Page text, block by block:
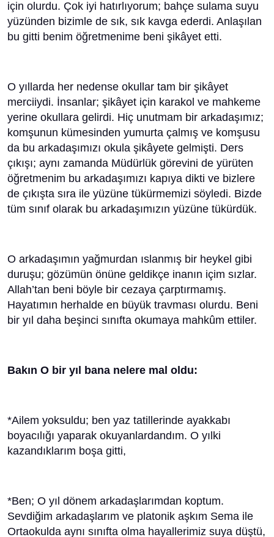
için olurdu. Çok iyi hatırlıyorum; bahçe sulama suyu
yüzünden bizimle de sık, sık kavga ederdi. Anlaşılan
bu gitti benim öğretmenime beni şikâyet etti.
O yıllarda her nedense okullar tam bir şikâyet
merciiydi. İnsanlar; şikâyet için karakol ve mahkeme
yerine okullara gelirdi. Hiç unutmam bir arkadaşımız;
komşunun kümesinden yumurta çalmış ve komşusu
da bu arkadaşımızı okula şikâyete gelmişti. Ders
çıkışı; aynı zamanda Müdürlük görevini de yürüten
öğretmenim bu arkadaşımızı kapıya dikti ve bizlere
de çıkışta sıra ile yüzüne tükürmemizi söyledi. Bizde
tüm sınıf olarak bu arkadaşımızın yüzüne tükürdük.
O arkadaşımın yağmurdan ıslanmış bir heykel gibi
duruşu; gözümün önüne geldikçe inanın içim sızlar.
Allah’tan beni böyle bir cezaya çarptırmamış.
Hayatımın herhalde en büyük travması olurdu. Beni
bir yıl daha beşinci sınıfta okumaya mahkûm ettiler.
Bakın O bir yıl bana nelere mal oldu:
*Ailem yoksuldu; ben yaz tatillerinde ayakkabı
boyacılığı yaparak okuyanlardandım. O yılki
kazandıklarım boşa gitti,
*Ben; O yıl dönem arkadaşlarımdan koptum.
Sevdiğim arkadaşlarım ve platonik aşkım Sema ile
Ortaokulda aynı sınıfta olma hayallerimiz suya düştü,